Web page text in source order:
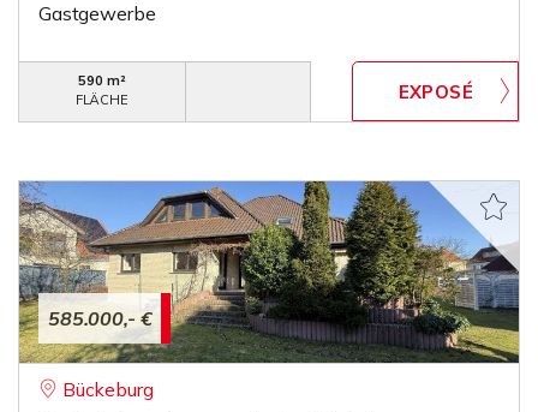
Gastgewerbe
590 m²
FLÄCHE
585.000,- €
Bückeburg